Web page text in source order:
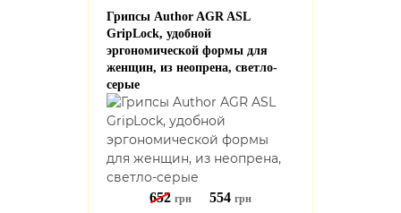
Грипсы Author AGR ASL
GripLock, удобной
эргономической формы для
женщин, из неопрена, светло-
серые
652 грн 554 грн